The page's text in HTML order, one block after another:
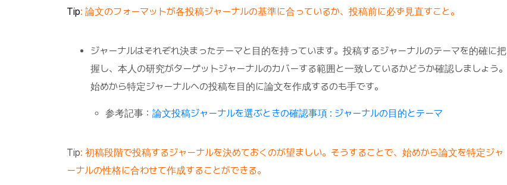
Tip: 論文のフォーマットが各投稿ジャーナルの基準に合っているか、投稿前に必ず見直すこと。
ジャーナルはそれぞれ決まったテーマと目的を持っています。投稿するジャーナルのテーマを的確に把
握し、本人の研究がターゲットジャーナルのカバーする範囲と一致しているかどうか確認しましょう。
始めから特定ジャーナルへの投稿を目的に論文を作成するのも手です。
参考記事： 論文投稿ジャーナルを選ぶときの確認事項 : ジャーナルの目的とテーマ
Tip: 初稿段階で投稿するジャーナルを決めておくのが望ましい。そうすることで、始めから論文を特定ジャ
ーナルの性格に合わせて作成することができる。